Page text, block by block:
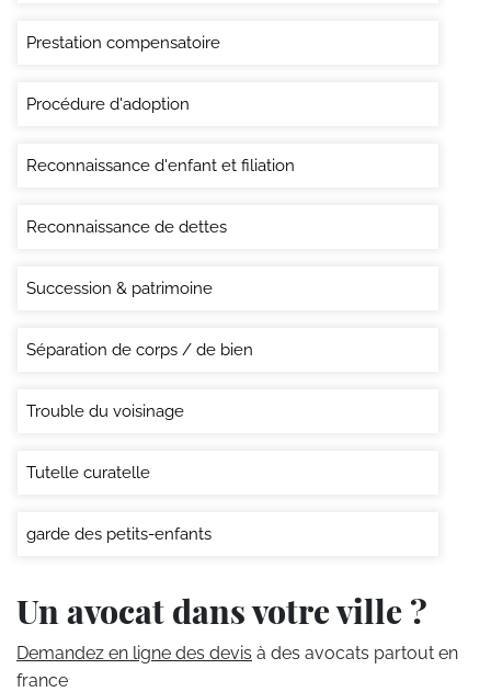
Prestation compensatoire
Procédure d'adoption
Reconnaissance d'enfant et filiation
Reconnaissance de dettes
Succession & patrimoine
Séparation de corps / de bien
Trouble du voisinage
Tutelle curatelle
garde des petits-enfants
Un avocat dans votre ville ?
Demandez en ligne des devis à des avocats partout en
france